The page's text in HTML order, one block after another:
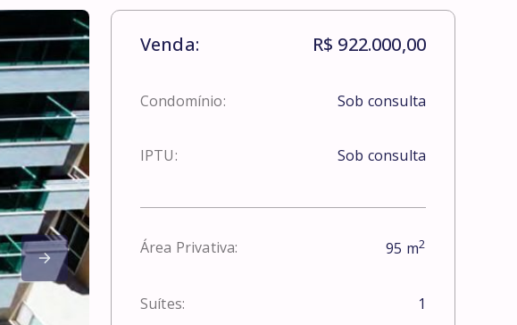
Venda: R$ 922.000,00
Condomínio: Sob consulta
IPTU: Sob consulta
Área Privativa: 95 m2
Suítes: 1